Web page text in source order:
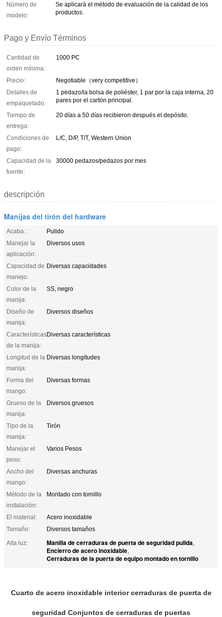
Número de
modelo:
Se aplicará el método de evaluación de la calidad de los
productos.
Pago y Envío Términos
Cantidad de
orden mínima:
1000 PC
Precio:
Negotiable（very competitive）
Detalles de
empaquetado:
1 pedazo/la bolsa de poliéster, 1 par por la caja interna, 20
pares por el cartón principal.
Tiempo de
entrega:
20 días a 50 días recibieron después el depósito.
Condiciones de
pago:
L/C, D/P, T/T, Western Union
Capacidad de la
fuente:
30000 pedazos/pedazos por mes
descripción
Manijas del tirón del hardware
Acaba.:
Pulido
Manejar la
aplicación:
Diversos usos
Capacidad de
manejo:
Diversas capacidades
Color de la
manija:
SS, negro
Diseño de
manija:
Diversos diseños
Características
de la manija:
Diversas características
Longitud de la
manija:
Diversas longitudes
Forma del
mango:
Diversas formas
Grueso de la
manija:
Diversos gruesos
Tipo de la
manija:
Tirón
Manejar el
peso:
Varios Pesos
Ancho del
mango:
Diversas anchuras
Método de la
instalación:
Montado con tornillo
El material:
Acero inoxidable
Tamaño:
Diversos tamaños
Alta luz:
Manilla de cerraduras de puerta de seguridad pulida,
Encierro de acero inoxidable,
Cerraduras de la puerta de equipo montado en tornillo
Cuarto de acero inoxidable interior cerraduras de puerta de
seguridad Conjuntos de cerraduras de puertas